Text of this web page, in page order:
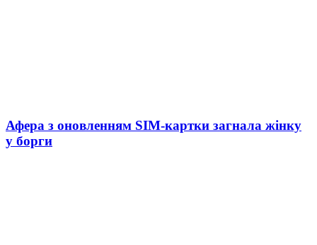
Афера з оновленням SIM-картки загнала жінку
у борги